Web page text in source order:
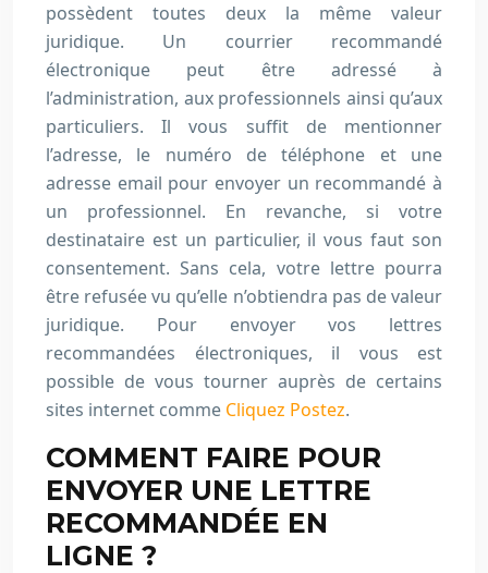
possèdent toutes deux la même valeur
juridique. Un courrier recommandé
électronique peut être adressé à
l’administration, aux professionnels ainsi qu’aux
particuliers. Il vous suffit de mentionner
l’adresse, le numéro de téléphone et une
adresse email pour envoyer un recommandé à
un professionnel. En revanche, si votre
destinataire est un particulier, il vous faut son
consentement. Sans cela, votre lettre pourra
être refusée vu qu’elle n’obtiendra pas de valeur
juridique. Pour envoyer vos lettres
recommandées électroniques, il vous est
possible de vous tourner auprès de certains
sites internet comme Cliquez Postez.
COMMENT FAIRE POUR
ENVOYER UNE LETTRE
RECOMMANDÉE EN
LIGNE ?